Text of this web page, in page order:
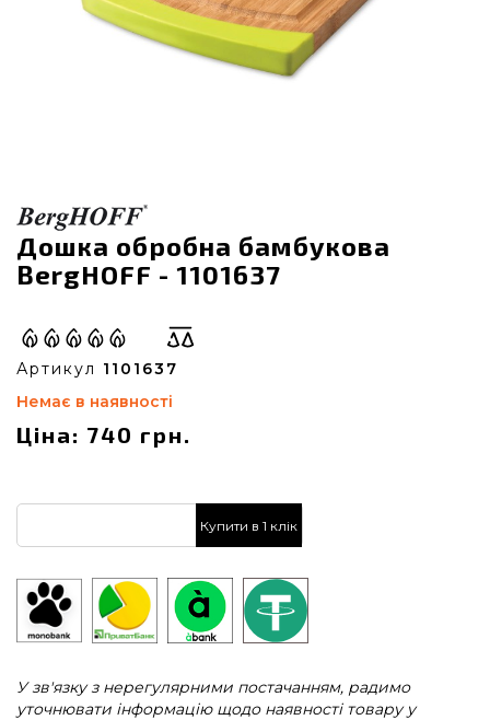
Дошка обробна бамбукова
BergHOFF - 1101637
Артикул 1101637
Немає в наявності
Ціна: 740 грн.
Купити в 1 клік
У зв'язку з нерегулярними постачанням, радимо
уточнювати інформацію щодо наявності товару у